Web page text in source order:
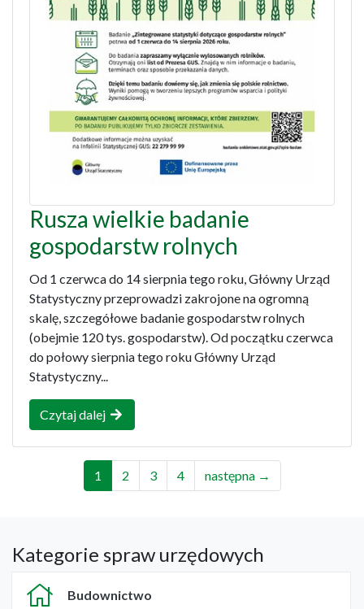
Rusza wielkie badanie
gospodarstw rolnych
Od 1 czerwca do 14 sierpnia tego roku, Główny Urząd
Statystyczny przeprowadzi zakrojone na ogromną
skalę, szczegółowe badanie gospodarstw rolnych
(obejmie 120 tys. gospodarstw). Od początku czerwca
do połowy sierpnia tego roku Główny Urząd
Statystyczny...
Czytaj dalej
1 2 3 4 następna →
Kategorie spraw urzędowych
Budownictwo